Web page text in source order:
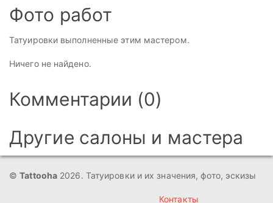
Фото работ
Татуировки выполненные этим мастером.
Ничего не найдено.
Комментарии (0)
Другие салоны и мастера
©Tattooha 2026. Татуировки и их значения, фото, эскизы
Контакты